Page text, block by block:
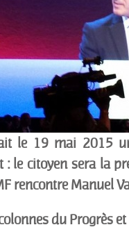
le 19 mai 2015
: le citoyen sera la
rencontre Manuel
du Progrès